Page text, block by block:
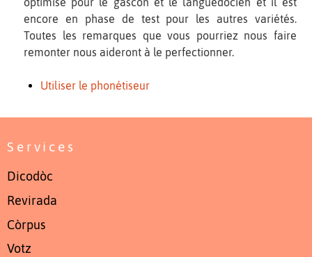
encore en phase de test pour les autres variétés.
Toutes les remarques que vous pourriez nous faire
remonter nous aideront à le perfectionner.
Utiliser le phonétiseur
Services
Dicodòc
Revirada
Còrpus
Votz